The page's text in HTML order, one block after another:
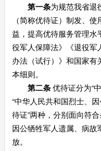
第一条为规范我省退
（简称优待证）制发、
益，提高优待服务管理水
役军人保障法》《退役军
办法（试行）》和国家
本细则。
第二条优待证分为“
“中华人民共和国烈士、
待证”两种，分别面向符
因公牺牲军人遗属、病
放。